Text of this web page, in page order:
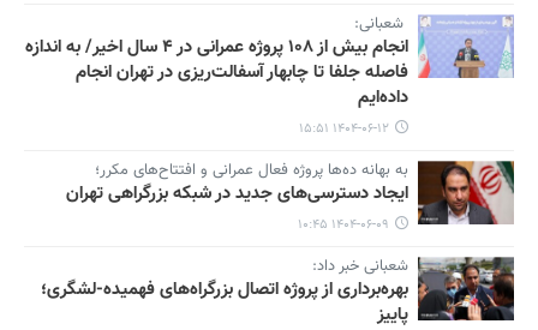
شعبانی:
انجام بیش از ۱۰۸ پروژه عمرانی در ۴ سال اخیر/ به اندازه
فاصله جلفا تا چابهار آسفالت‌ریزی در تهران انجام
داده‌ایم
۱۴۰۴-۰۶-۱۲ ۱۵:۵۱
به بهانه ده‌ها پروژه فعال عمرانی و افتتاح‌های مکرر؛
ایجاد دسترسی‌های جدید در شبکه بزرگراهی تهران
۱۴۰۴-۰۶-۰۹ ۱۰:۴۵
شعبانی خبر داد:
بهره‌برداری از پروژه اتصال بزرگراه‌های فهمیده-لشگری؛
پاییز